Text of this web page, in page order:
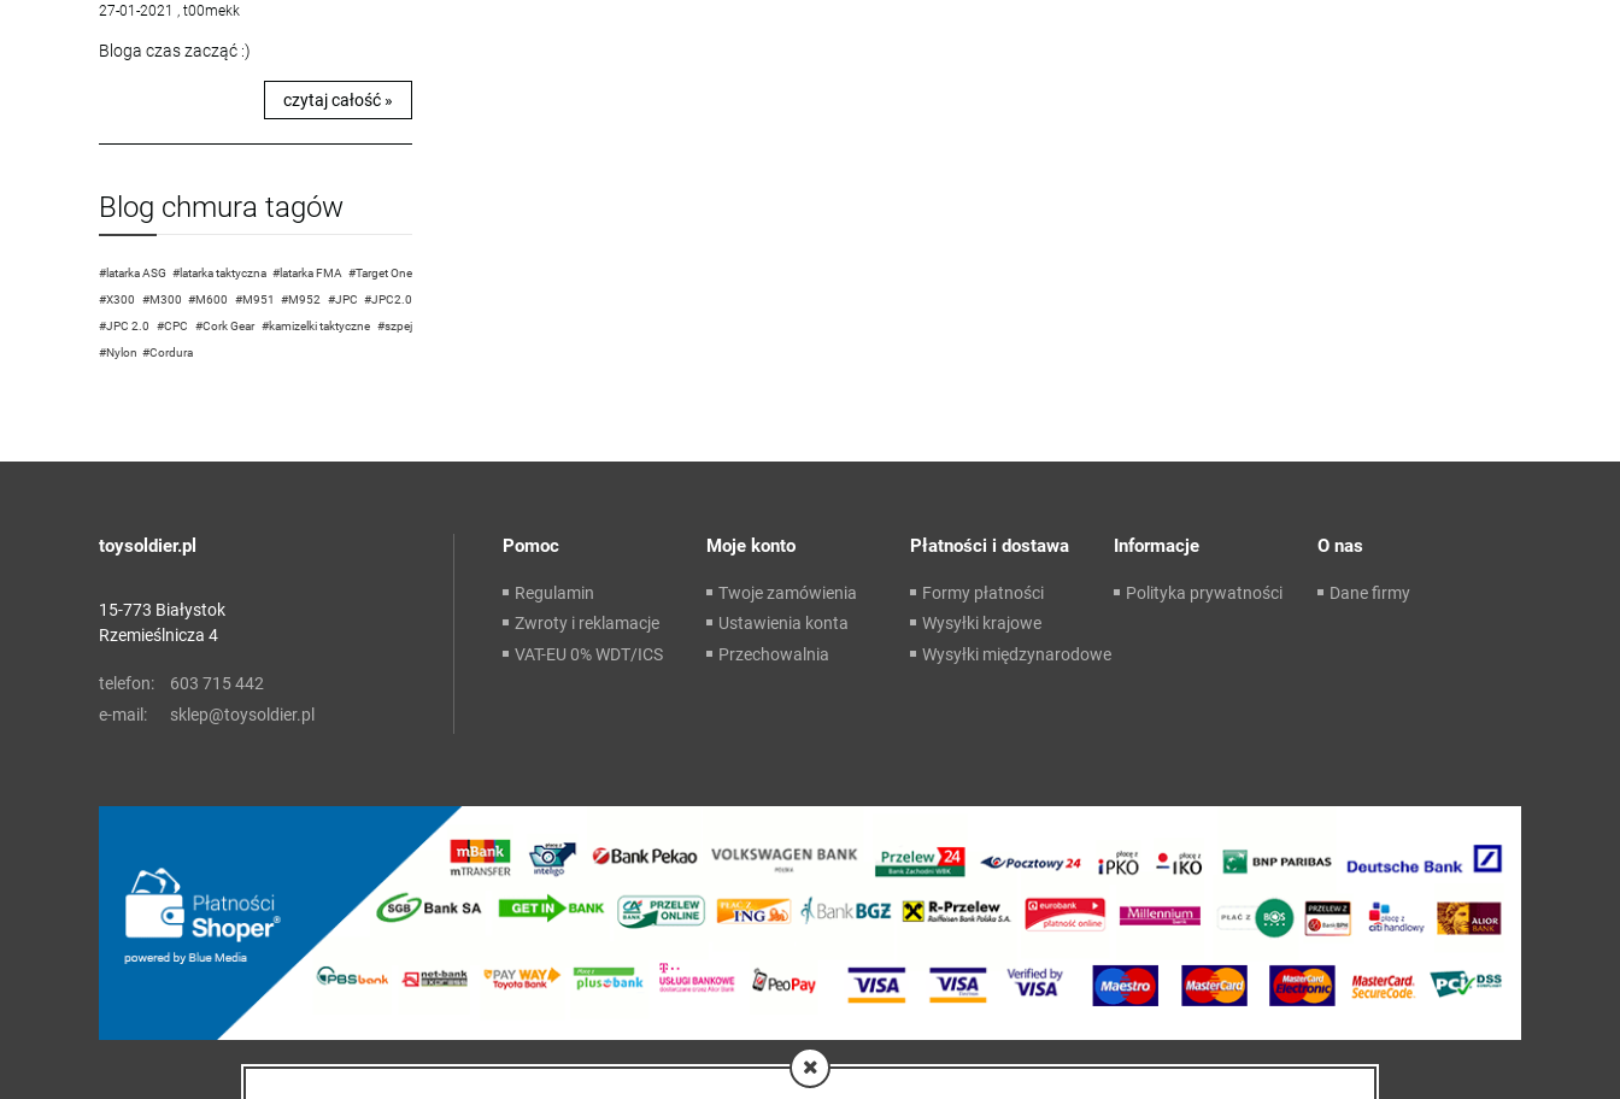
27-01-2021 , t00mekk
Bloga czas zacząć :)
czytaj całość »
Blog chmura tagów
latarka ASG latarka taktyczna latarka FMA
Target One
X300
M300 M600 M951 M952 JPC
JPC2.0
JPC 2.0
CPC Cork Gear kamizelki taktyczne
szpej
Nylon
Cordura
toysoldier.pl
15-773 Białystok
Rzemieślnicza 4
telefon:
603 715 442
e-mail:
sklep@toysoldier.pl
Pomoc
Regulamin
Zwroty i reklamacje
VAT-EU 0% WDT/ICS
Moje konto
Twoje zamówienia
Ustawienia konta
Przechowalnia
Płatności i dostawa
Formy płatności
Wysyłki krajowe
Wysyłki międzynarodowe
Informacje
Polityka prywatności
O nas
Dane firmy